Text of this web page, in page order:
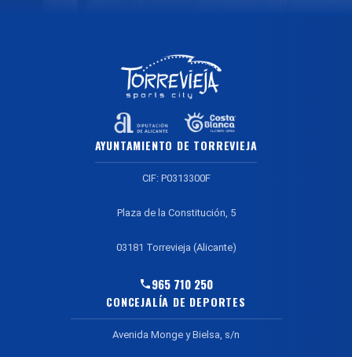
AYUNTAMIENTO DE TORREVIEJA
CIF: P0313300F
Plaza de la Constitución, 5
03181 Torrevieja (Alicante)
965 710 250
CONCEJALÍA DE DEPORTES
Avenida Monge y Bielsa, s/n